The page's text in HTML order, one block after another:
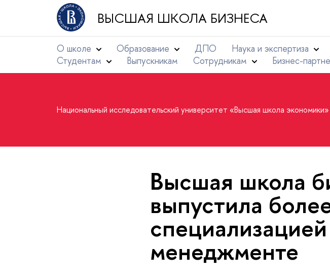
ВЫСШАЯ ШКОЛА БИЗНЕСА
О школе Образование ДПО Наука и экспертиза
Студентам
Выпускникам Сотрудникам Бизнес-
Национальный исследовательский университет «Высшая школа экономики»
Высшая школа
выпустила
менеджменте